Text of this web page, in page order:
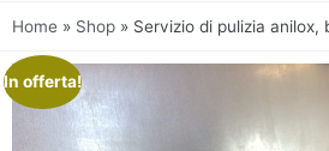
Home » Shop » Servizio di pulizia anilox,
In offerta!